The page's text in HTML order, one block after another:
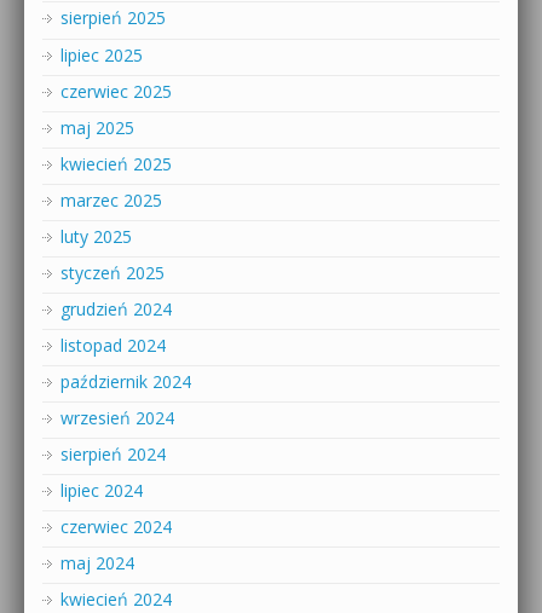
sierpień 2025
lipiec 2025
czerwiec 2025
maj 2025
kwiecień 2025
marzec 2025
luty 2025
styczeń 2025
grudzień 2024
listopad 2024
październik 2024
wrzesień 2024
sierpień 2024
lipiec 2024
czerwiec 2024
maj 2024
kwiecień 2024